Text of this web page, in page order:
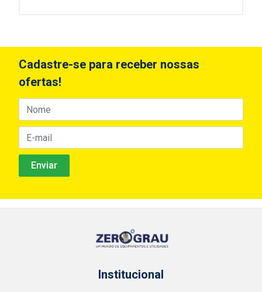
Cadastre-se para receber nossas
ofertas!
Institucional